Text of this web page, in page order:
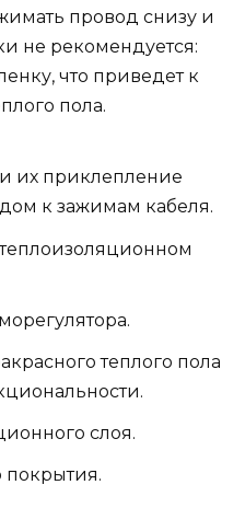
провод снизу и
не рекомендуется:
что приведет к
пола.
их приклепление
к зажимам кабеля.
теплого пола
слоя.
покрытия.